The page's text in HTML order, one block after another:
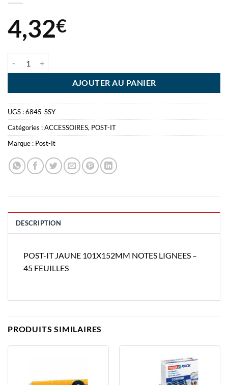
4,32€
AJOUTER AU PANIER
UGS :6845-SSY
Catégories :ACCESSOIRES, POST-IT
Marque : Post-It
DESCRIPTION
POST-IT JAUNE 101X152MM NOTES LIGNEES –
45 FEUILLES
PRODUITS SIMILAIRES